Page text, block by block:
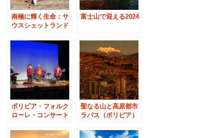
南極に輝く生命：サ
ウスシェットランド
富士山で迎える2024
ボリビア・フォルク
ローレ・コンサート
聖なる山と高原都市
ラパス（ボリビア）